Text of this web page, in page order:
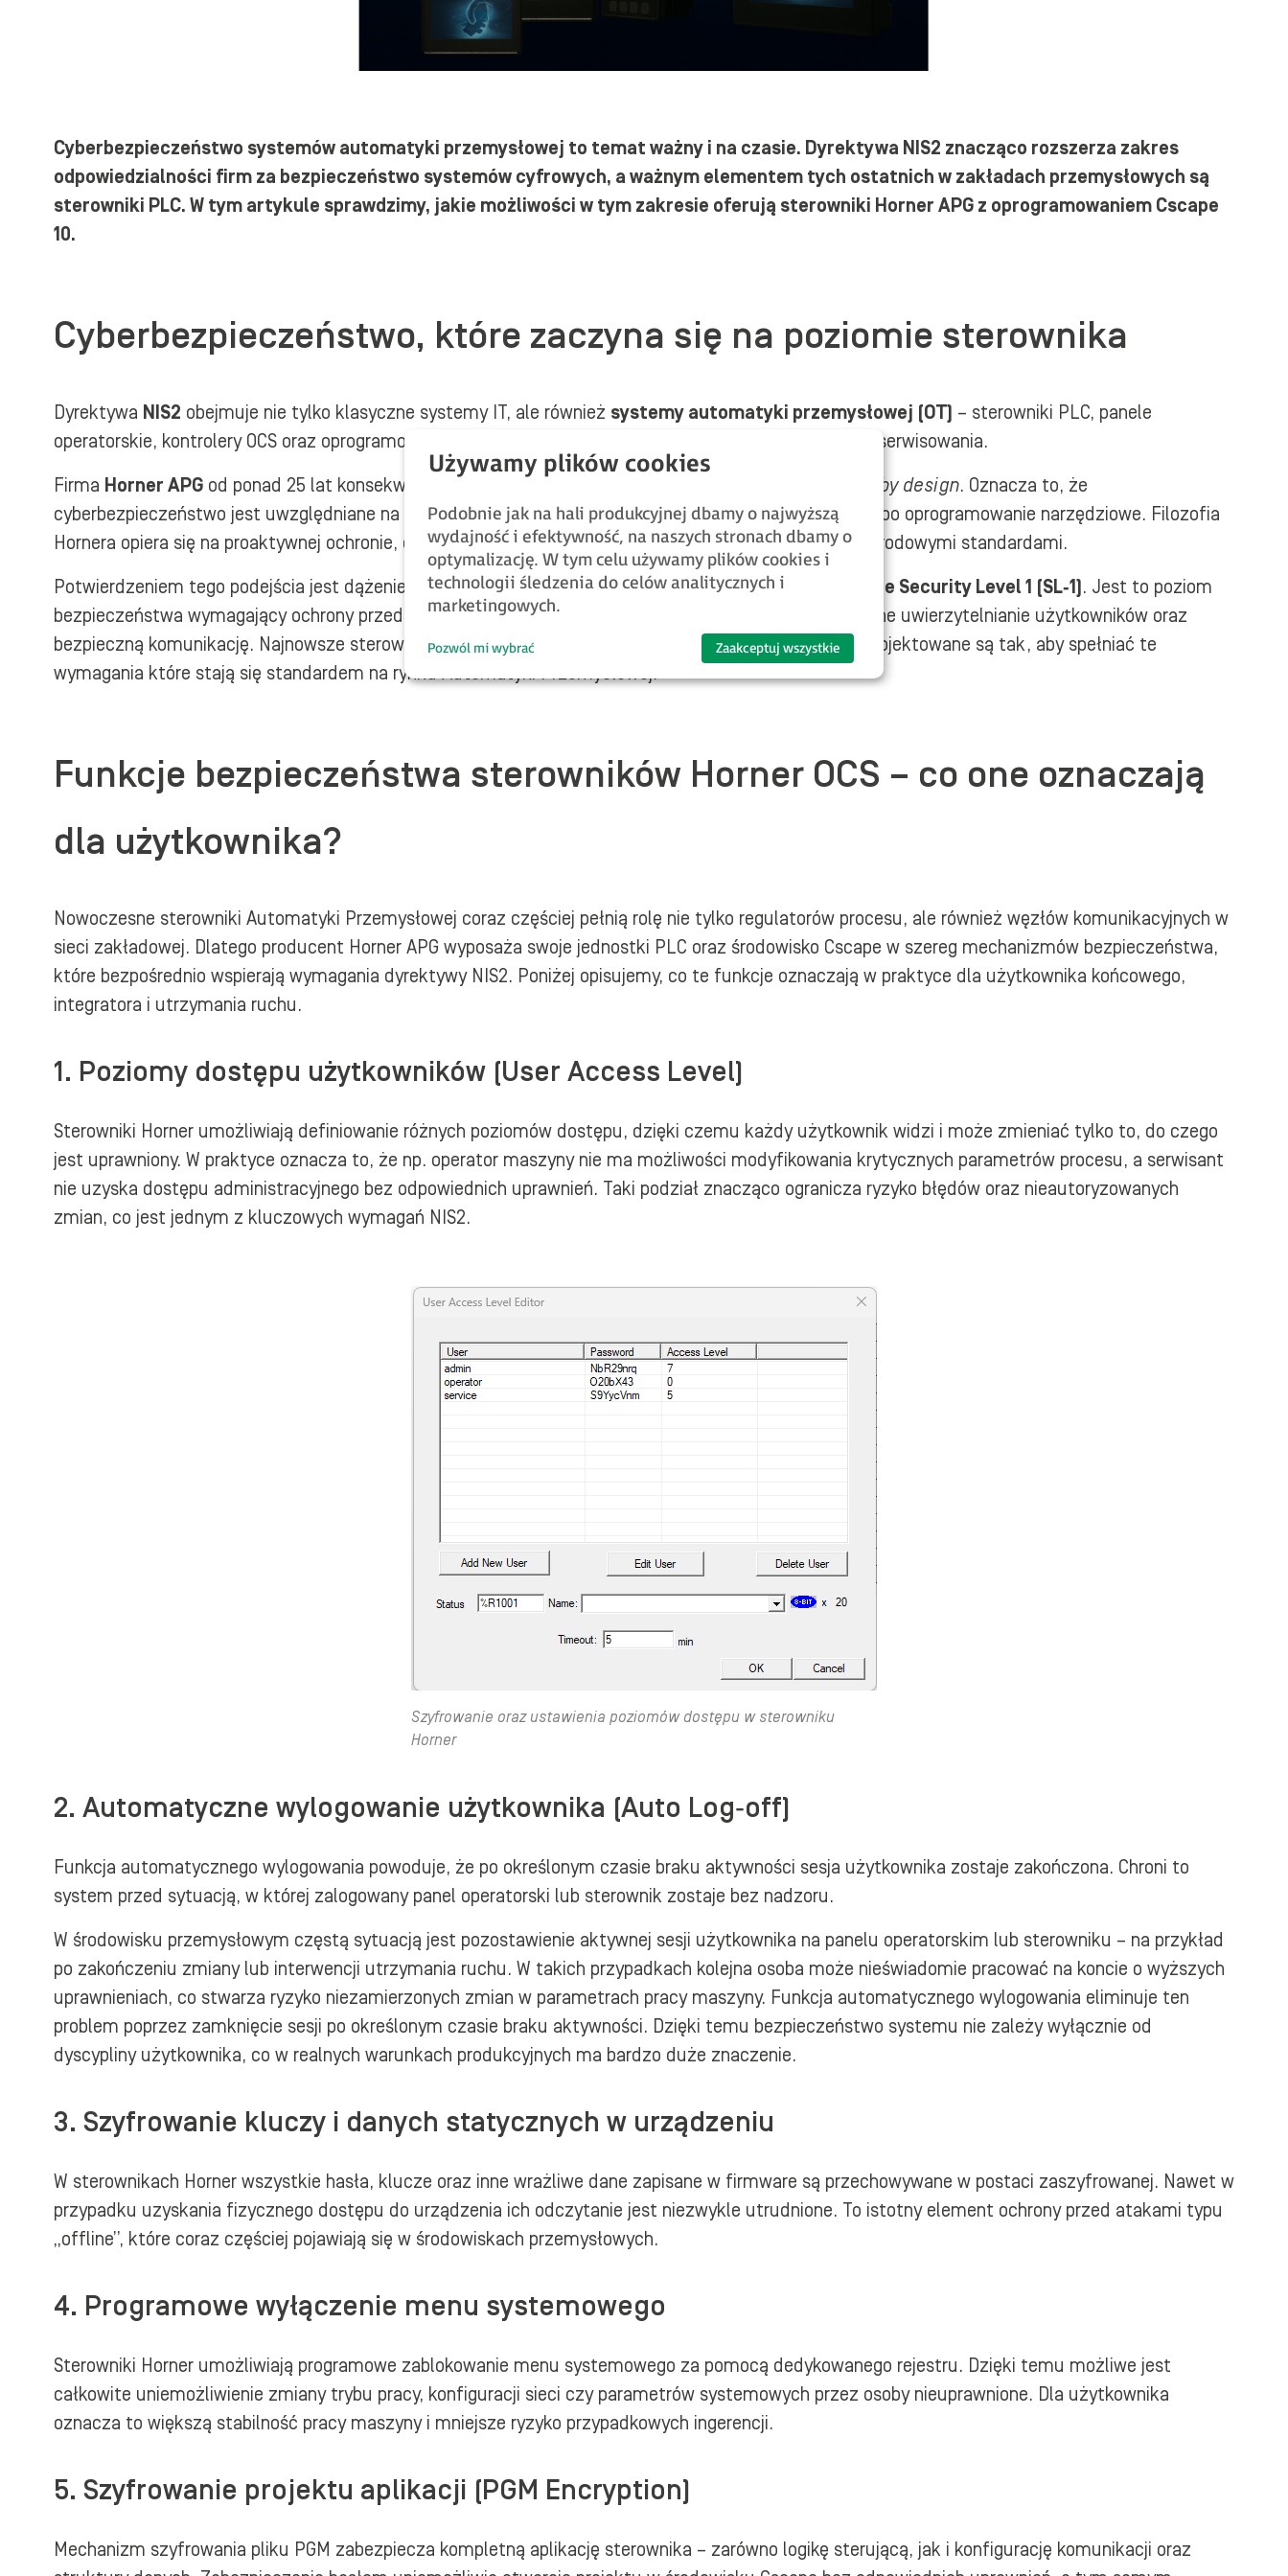
Cyberbezpieczeństwo systemów automatyki przemysłowej to temat ważny i na czasie. Dyrektywa NIS2 znacząco rozszerza zakres
odpowiedzialności firm za bezpieczeństwo systemów cyfrowych, a ważnym elementem tych ostatnich w zakładach przemysłowych są
sterowniki PLC. W tym artykule sprawdzimy, jakie możliwości w tym zakresie oferują sterowniki Horner APG z oprogramowaniem Cscape
10.
Cyberbezpieczeństwo, które zaczyna się na poziomie sterownika
Dyrektywa NIS2 obejmuje nie tylko klasyczne systemy IT, ale również systemy automatyki przemysłowej (OT) – sterowniki PLC, panele
operatorskie, kontrolery OCS oraz oprogramowanie inżynierskie wykorzystywane do ich programowania i serwisowania.
Firma Horner APG od ponad 25 lat konsekwentnie rozwija swoje produkty w oparciu o zasadę security by design. Oznacza to, że
cyberbezpieczeństwo jest uwzględniane na każdym etapie: od projektu urządzenia, przez firmware, aż po oprogramowanie narzędziowe. Filozofia
Hornera opiera się na proaktywnej ochronie, ciągłym doskonaleniu oraz zgodności z uznanymi międzynarodowymi standardami.
Potwierdzeniem tego podejścia jest dążenie producenta do spełnienia normyIEC 62443‑4‑2 na poziomie Security Level 1 (SL‑1). Jest to poziom
bezpieczeństwa wymagający ochrony przed typowymi zagrożeniami cybernetycznymi, m.in. poprzez silne uwierzytelnianie użytkowników oraz
bezpieczną komunikację. Najnowsze sterowniki z seriiPrime oraz środowiskoCscape 10
projektowane są tak, aby spełniać te
wymagania które stają się standardem na rynku Automatyki Przemysłowej.
Funkcje bezpieczeństwa sterowników Horner OCS – co one oznaczają
dla użytkownika?
Nowoczesne sterowniki Automatyki Przemysłowej coraz częściej pełnią rolę nie tylko regulatorów procesu, ale również węzłów komunikacyjnych w
sieci zakładowej. Dlatego producent Horner APG wyposaża swoje jednostki PLC oraz środowisko Cscape w szereg mechanizmów bezpieczeństwa,
które bezpośrednio wspierają wymagania dyrektywy NIS2. Poniżej opisujemy, co te funkcje oznaczają w praktyce dla użytkownika końcowego,
integratora i utrzymania ruchu.
1. Poziomy dostępu użytkowników (User Access Level)
Sterowniki Horner umożliwiają definiowanie różnych poziomów dostępu, dzięki czemu każdy użytkownik widzi i może zmieniać tylko to, do czego
jest uprawniony. W praktyce oznacza to, że np. operator maszyny nie ma możliwości modyfikowania krytycznych parametrów procesu, a serwisant
nie uzyska dostępu administracyjnego bez odpowiednich uprawnień. Taki podział znacząco ogranicza ryzyko błędów oraz nieautoryzowanych
zmian, co jest jednym z kluczowych wymagań NIS2.
Szyfrowanie oraz ustawienia poziomów dostępu w sterowniku
Horner
2. Automatyczne wylogowanie użytkownika (Auto Log‑off)
Funkcja automatycznego wylogowania powoduje, że po określonym czasie braku aktywności sesja użytkownika zostaje zakończona. Chroni to
system przed sytuacją, w której zalogowany panel operatorski lub sterownik zostaje bez nadzoru.
W środowisku przemysłowym częstą sytuacją jest pozostawienie aktywnej sesji użytkownika na panelu operatorskim lub sterowniku – na przykład
po zakończeniu zmiany lub interwencji utrzymania ruchu. W takich przypadkach kolejna osoba może nieświadomie pracować na koncie o wyższych
uprawnieniach, co stwarza ryzyko niezamierzonych zmian w parametrach pracy maszyny. Funkcja automatycznego wylogowania eliminuje ten
problem poprzez zamknięcie sesji po określonym czasie braku aktywności. Dzięki temu bezpieczeństwo systemu nie zależy wyłącznie od
dyscypliny użytkownika, co w realnych warunkach produkcyjnych ma bardzo duże znaczenie.
3. Szyfrowanie kluczy i danych statycznych w urządzeniu
W sterownikach Horner wszystkie hasła, klucze oraz inne wrażliwe dane zapisane w firmware są przechowywane w postaci zaszyfrowanej. Nawet w
przypadku uzyskania fizycznego dostępu do urządzenia ich odczytanie jest niezwykle utrudnione. To istotny element ochrony przed atakami typu
„offline”, które coraz częściej pojawiają się w środowiskach przemysłowych.
4. Programowe wyłączenie menu systemowego
Sterowniki Horner umożliwiają programowe zablokowanie menu systemowego za pomocą dedykowanego rejestru. Dzięki temu możliwe jest
całkowite uniemożliwienie zmiany trybu pracy, konfiguracji sieci czy parametrów systemowych przez osoby nieuprawnione. Dla użytkownika
oznacza to większą stabilność pracy maszyny i mniejsze ryzyko przypadkowych ingerencji.
5. Szyfrowanie projektu aplikacji (PGM Encryption)
Mechanizm szyfrowania pliku PGM zabezpiecza kompletną aplikację sterownika – zarówno logikę sterującą, jak i konfigurację komunikacji oraz
Podobnie jak na hali produkcyjnej dbamy o najwyższą
wydajność i efektywność, na naszych stronach dbamy o
optymalizację. W tym celu używamy plików cookies i
technologii śledzenia do celów analitycznych i
marketingowych.
Pozwól mi wybrać Zaakceptuj wszystkie